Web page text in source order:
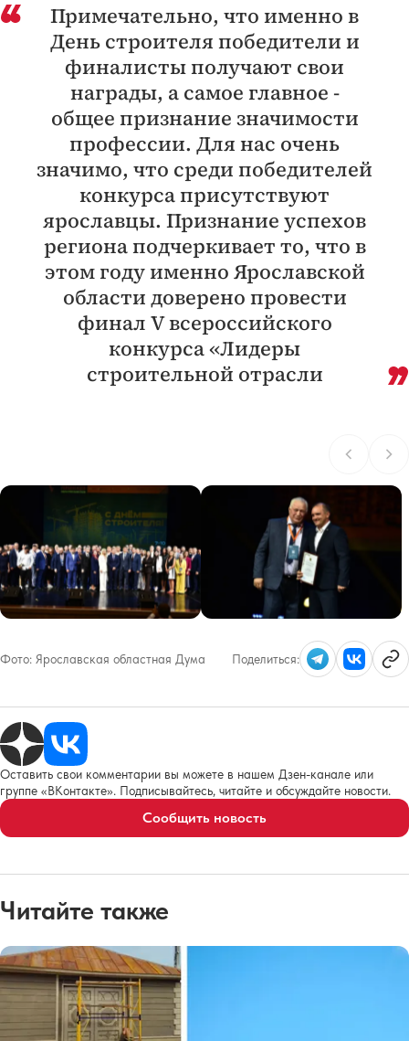
Примечательно, что именно в
День строителя победители и
финалисты получают свои
награды, а самое главное -
общее признание значимости
профессии. Для нас очень
значимо, что среди победителей
конкурса присутствуют
ярославцы. Признание успехов
региона подчеркивает то, что в
этом году именно Ярославской
области доверено провести
финал V всероссийского
конкурса «Лидеры
строительной отрасли
Фото: Ярославская областная Дума Поделиться:
Оставить свои комментарии вы можете в нашем Дзен-канале или
группе «ВКонтакте». Подписывайтесь, читайте и обсуждайте новости.
Сообщить новость
Читайте также